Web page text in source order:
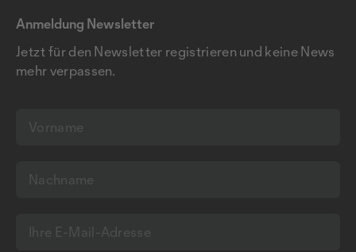
Anmeldung Newsletter
Jetzt für den Newsletter registrieren und keine News
mehr verpassen.